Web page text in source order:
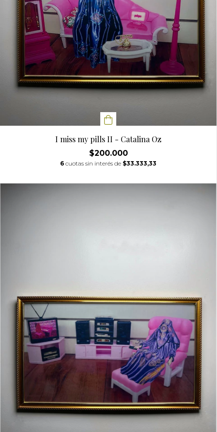
I miss my pills II - Catalina Oz
$200.000
6 cuotas sin interés de $33.333,33